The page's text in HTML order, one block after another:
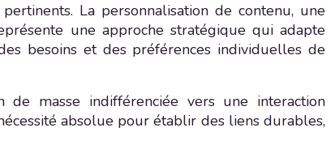
La personnalisation de contenu, une
une approche stratégique qui adapte
besoins et des préférences individuelles de
de masse indifférenciée vers une interaction
absolue pour établir des liens durables,